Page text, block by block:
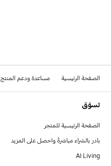
الصفحة الرئيسية مساعدة ودعم المنتج
تسوّق
الصفحة الرئيسية للمتجر
بادر بالشراء مباشرةً واحصل على المزيد
AI Living